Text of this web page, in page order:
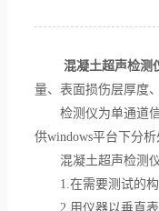
混凝土超声检测
量、表面损伤层厚度
检测仪为单通道信
供windows平台下分
混凝土超声检测仪
1.在需要测试的构
2.用仪器以垂直表